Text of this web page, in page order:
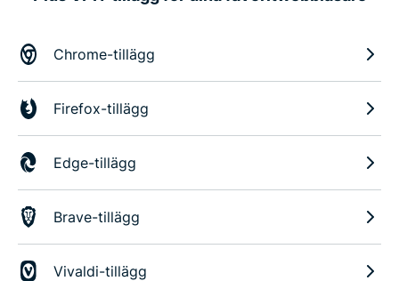
Chrome-tillägg
Firefox-tillägg
Edge-tillägg
Brave-tillägg
Vivaldi-tillägg